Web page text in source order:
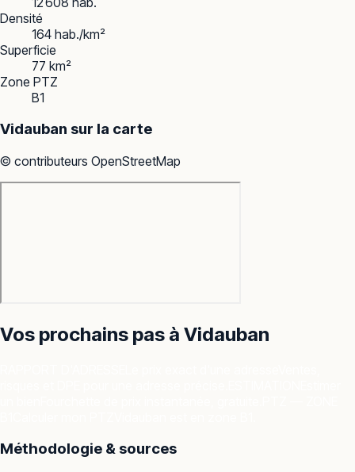
Densité
164 hab./km²
Superficie
77 km²
Zone PTZ
B1
Vidauban sur la carte
© contributeurs OpenStreetMap
Vos prochains pas à Vidauban
Méthodologie & sources